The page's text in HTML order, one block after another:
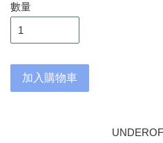
數量
加入購物車